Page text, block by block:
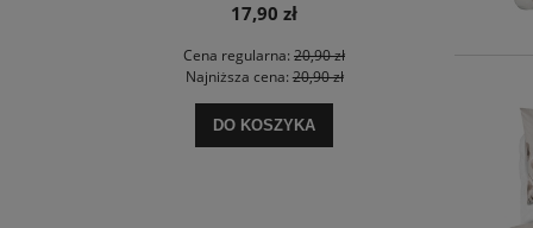
17,90 zł
Cena regularna: 20,90 zł
Najniższa cena:20,90 zł
DO KOSZYKA